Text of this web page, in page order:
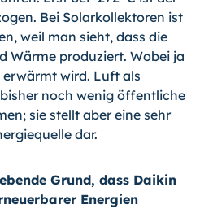
Bei Solarkollektoren ist
weil man sieht, dass die
Wärme produziert. Wobei ja
wird. Luft als
noch wenig öffentliche
sie stellt aber eine sehr
dar.
Grund, dass Daikin
Energien